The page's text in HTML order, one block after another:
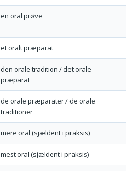
en oral prøve
et oralt præparat
den orale tradition / det orale
præparat
de orale præparater / de orale
traditioner
mere oral (sjældent i praksis)
mest oral (sjældent i praksis)